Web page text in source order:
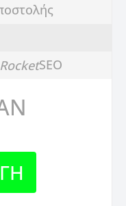
RocketSEO